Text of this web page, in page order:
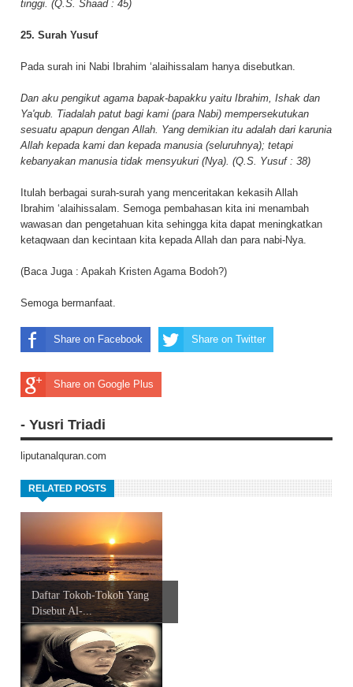
tinggi. (Q.S. Shaad : 45)
25. Surah Yusuf
Pada surah ini Nabi Ibrahim ‘alaihissalam hanya disebutkan.
Dan aku pengikut agama bapak-bapakku yaitu Ibrahim, Ishak dan
Ya'qub. Tiadalah patut bagi kami (para Nabi) mempersekutukan
sesuatu apapun dengan Allah. Yang demikian itu adalah dari karunia
Allah kepada kami dan kepada manusia (seluruhnya); tetapi
kebanyakan manusia tidak mensyukuri (Nya). (Q.S. Yusuf : 38)
Itulah berbagai surah-surah yang menceritakan kekasih Allah
Ibrahim ‘alaihissalam. Semoga pembahasan kita ini menambah
wawasan dan pengetahuan kita sehingga kita dapat meningkatkan
ketaqwaan dan kecintaan kita kepada Allah dan para nabi-Nya.
(Baca Juga : Apakah Kristen Agama Bodoh?)
Semoga bermanfaat.
Share on Facebook Share on Twitter
Share on Google Plus
- Yusri Triadi
liputanalquran.com
RELATED POSTS
Daftar Tokoh-Tokoh Yang
Disebut Al-...